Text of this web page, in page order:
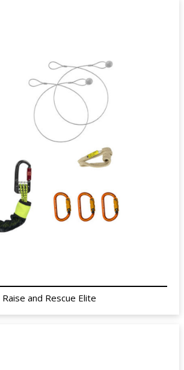
Raise and Rescue Elite